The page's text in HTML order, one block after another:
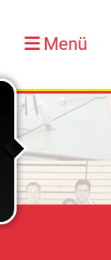
Menü